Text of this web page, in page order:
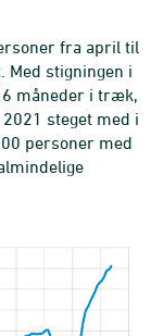
fra april til
Med stigningen i
måneder i træk,
steget med i
personer med